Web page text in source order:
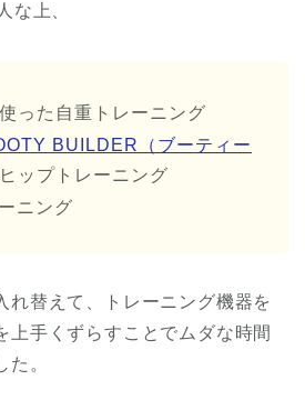
な上、
った自重トレーニング
BUILDER（ブーティー
ップトレーニング
ニング
れ替えて、トレーニング機器を
上手くずらすことでムダな時間
。